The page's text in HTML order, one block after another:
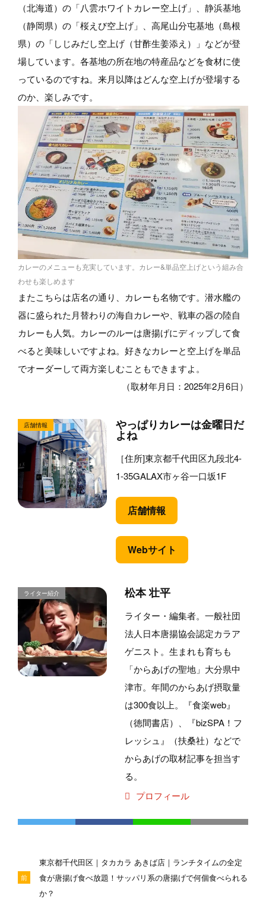
（北海道）の「八雲ホワイトカレー空上げ」、静浜基地
（静岡県）の「桜えび空上げ」、高尾山分屯基地（島根
県）の「しじみだし空上げ（甘酢生姜添え）」などが登
場しています。各基地の所在地の特産品などを食材に使
っているのですね。来月以降はどんな空上げが登場する
のか、楽しみです。
カレーのメニューも充実しています。カレー&単品空上げという組み合
わせも楽しめます
またこちらは店名の通り、カレーも名物です。潜水艦の
器に盛られた月替わりの海自カレーや、戦車の器の陸自
カレーも人気。カレーのルーは唐揚げにディップして食
べると美味しいですよね。好きなカレーと空上げを単品
でオーダーして両方楽しむこともできますよ。
（取材年月日：2025年2月6日）
やっぱりカレーは金曜日だ
よね
［住所]東京都千代田区九段北4-
1-35GALAX市ヶ谷一口坂1F
店舗情報
Webサイト
松本 壮平
ライター・編集者。一般社団
法人日本唐揚協会認定カラア
ゲニスト。生まれも育ちも
「からあげの聖地」大分県中
津市。年間のからあげ摂取量
は300食以上。『食楽web』
（徳間書店）、『bizSPA！フ
レッシュ』（扶桑社）などで
からあげの取材記事を担当す
る。
プロフィール
前
東京都千代田区｜タカカラ あきば店｜ランチタイムの全定
食が唐揚げ食べ放題！サッパリ系の唐揚げで何個食べられる
か？